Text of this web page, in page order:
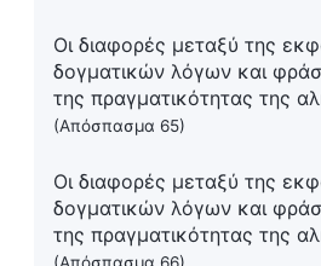
Οι διαφορές μεταξύ της
δογματικών λόγων και
της πραγματικότητας της
(Απόσπασμα 65)
Οι διαφορές μεταξύ της
δογματικών λόγων και
της πραγματικότητας της